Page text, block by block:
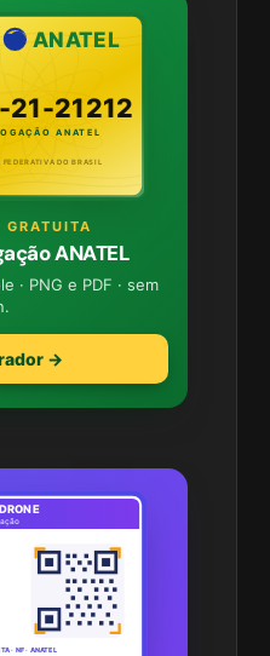
ANATEL
21-21212
ANATEL
FEDERATIVA DO BRASIL
GRATUITA
ANATEL
· PNG e PDF · sem
→
· NF · ANATEL